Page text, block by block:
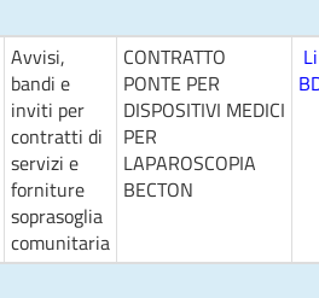
Avvisi,
bandi e
inviti per
contratti di
servizi e
forniture
soprasoglia
comunitaria
CONTRATTO
PONTE PER
DISPOSITIVI MEDICI
PER
LAPAROSCOPIA
BECTON